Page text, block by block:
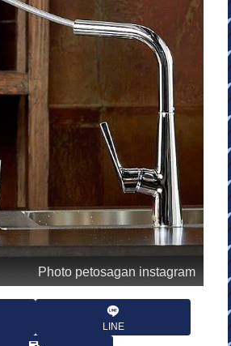
Photo petosagan instagram
LINE